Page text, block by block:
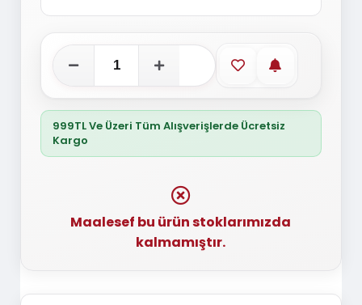
Favorilere ekle
Stoğa
999TL Ve Üzeri Tüm Alışverişlerde Ücretsiz
Kargo
Maalesef bu ürün stoklarımızda
kalmamıştır.